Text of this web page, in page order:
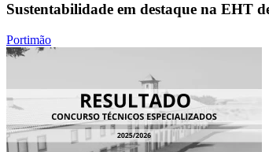
Sustentabilidade em destaque na EHT
Portimão